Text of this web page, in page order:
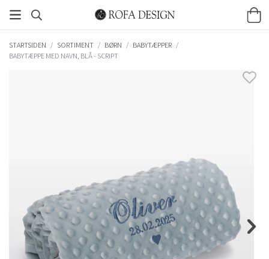
STARTSIDEN / SORTIMENT / BØRN / BABYTÆPPER /
BABYTÆPPE MED NAVN, BLÅ - SCRIPT